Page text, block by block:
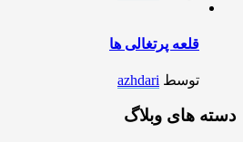
قلعه پرتغالی ها
توسط azhdari
دسته های وبلاگ